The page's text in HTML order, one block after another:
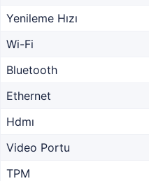
Yenileme Hızı
Wi-Fi
Bluetooth
Ethernet
Hdmı
Video Portu
TPM